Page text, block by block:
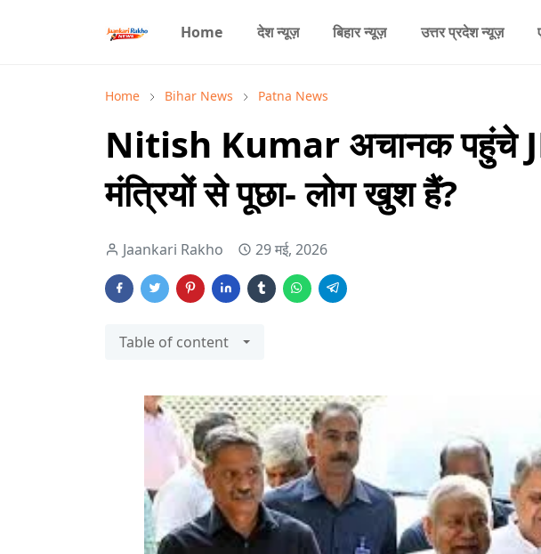
Home देश न्यूज़ बिहार न्यूज़ उत्तर प्रदेश न्यूज़
Home Bihar News Patna News
Nitish Kumar अचानक पहुंचे
मंत्रियों से पूछा- लोग खुश हैं?
Jaankari Rakho 29 मई, 2026
Table of content